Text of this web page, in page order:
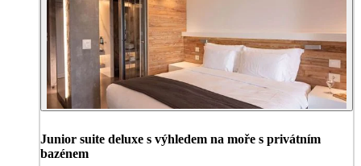
Junior suite deluxe s výhledem na moře s privátním
bazénem